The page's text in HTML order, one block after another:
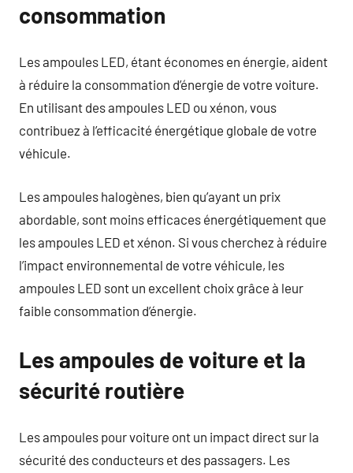
consommation
Les ampoules LED, étant économes en énergie, aident
à réduire la consommation d’énergie de votre voiture.
En utilisant des ampoules LED ou xénon, vous
contribuez à l’efficacité énergétique globale de votre
véhicule.
Les ampoules halogènes, bien qu’ayant un prix
abordable, sont moins efficaces énergétiquement que
les ampoules LED et xénon. Si vous cherchez à réduire
l’impact environnemental de votre véhicule, les
ampoules LED sont un excellent choix grâce à leur
faible consommation d’énergie.
Les ampoules de voiture et la
sécurité routière
Les ampoules pour voiture ont un impact direct sur la
sécurité des conducteurs et des passagers. Les